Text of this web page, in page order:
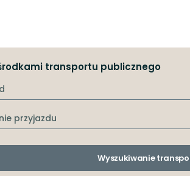
transportu publicznego
Wyszukiwanie